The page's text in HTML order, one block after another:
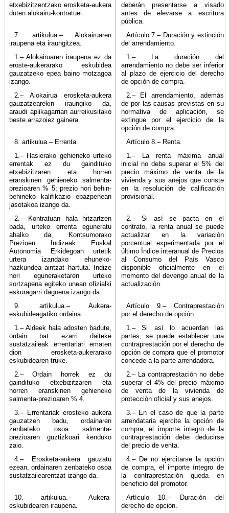
etxebizitzentzako erosketa-aukera
duten alokairu-kontratuei.
deberán presentarse a visado
antes de elevarse a escritura
pública.
7. artikulua.– Alokairuaren
iraupena eta iraungitzea.
Artículo 7.– Duración y extinción
del arrendamiento.
1.– Alokairuaren iraupena ez da
eroste-aukerarako eskubidea
gauzatzeko epea baino motzagoa
izango.
1.– La duración del
arrendamiento no debe ser inferior
al plazo de ejercicio del derecho
de opción de compra.
2.– Alokairua erosketa-aukera
gauzatzearekin iraungiko da,
araudi aplikagarrian aurreikusitako
beste arrazoiez gainera.
2.– El arrendamiento, además
de por las causas previstas en su
normativa de aplicación, se
extingue por el ejercicio de la
opción de compra.
8. artikulua.– Errenta.
Artículo 8.– Renta.
1.– Hasierako gehieneko urteko
errentak ez du gaindituko
etxebizitzaren eta horren
eranskinen gehieneko salmenta-
prezioaren % 5; prezio hori behin-
behineko kalifikazio ebazpenean
jasotakoa izango da.
1.– La renta máxima anual
inicial no debe superar el 5% del
precio máximo de venta de la
vivienda y sus anejos que conste
en la resolución de calificación
provisional.
2.– Kontratuan hala hitzartzen
bada, urteko errenta eguneratu
ahalko da, Kontsumorako
Prezioen Indizeak Euskal
Autonomia Erkidegoan urtetik
urtera izandako ehuneko-
hazkundea aintzat hartuta. Indize
hori eguneraketaren urteko
sortzapena egiteko unean ofizialki
eskuragarri dagoena izango da.
2.– Si así se pacta en el
contrato, la renta anual se puede
actualizar en la variación
porcentual experimentada por el
último Índice interanual de Precios
al Consumo del País Vasco
disponible oficialmente en el
momento del devengo anual de la
actualización.
9. artikulua.– Aukera-
eskubideagatiko ordaina.
Artículo 9.– Contraprestación
por el derecho de opción.
1.– Aldeek hala adosten badute,
ordain bat ezarri daiteke
sustatzaileak errentariari ematen
dion erosketa-aukerarako
eskubidearen truke.
1.– Si así lo acuerdan las
partes, se puede establecer una
contraprestación por el derecho de
opción de compra que el promotor
concede a la parte arrendadora.
2.– Ordain horrek ez du
gaindituko etxebizitzaren eta
horren eranskinen gehieneko
salmenta-prezioaren % 4.
2.– La contraprestación no debe
superar el 4% del precio máximo
de venta de la vivienda de
protección oficial y sus anejos.
3.– Errentariak erosteko aukera
gauzatzen badu, ordainaren
zenbateko osoa salmenta-
prezioaren guztizkoari kenduko
zaio.
3.– En el caso de que la parte
arrendataria ejercite la opción de
compra, el importe íntegro de la
contraprestación debe deducirse
del precio de venta.
4.– Erosketa-aukera gauzatu
ezean, ordainaren zenbateko osoa
sustatzailearentzat izango da.
4.– De no ejercitarse la opción
de compra, el importe íntegro de
la contraprestación queda en
beneficio del promotor.
10. artikulua.– Aukera-
eskubidearen iraupena.
Artículo 10.– Duración del
derecho de opción.